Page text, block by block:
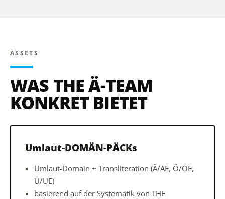
ÄSSETS
WAS THE Ä-TEAM
KONKRET BIETET
Umlaut-DOMÄN-PÄCKs
Umlaut-Domain + Transliteration (Ä/AE, Ö/OE,
Ü/UE)
basierend auf der Systematik von THE